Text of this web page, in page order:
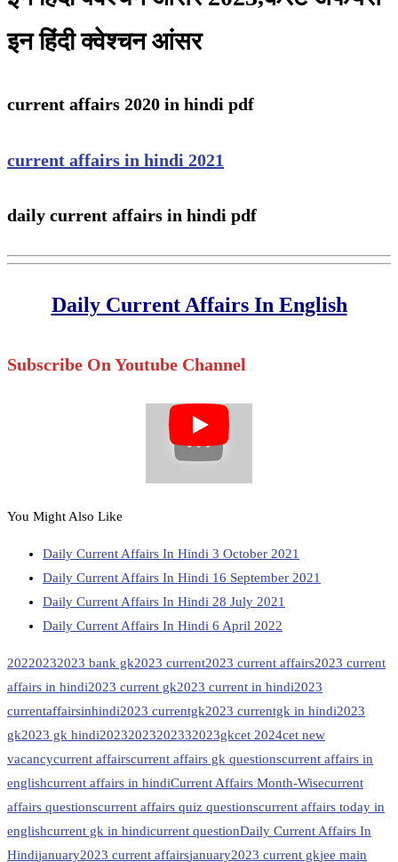
इन हिंदी क्वेश्चन आंसर
current affairs 2020 in hindi pdf
current affairs in hindi 2021
daily current affairs in hindi pdf
Daily Current Affairs In English
Subscribe On Youtube Channel
You Might Also Like
Daily Current Affairs In Hindi 3 October 2021
Daily Current Affairs In Hindi 16 September 2021
Daily Current Affairs In Hindi 28 July 2021
Daily Current Affairs In Hindi 6 April 2022
20220232023 bank gk2023 current2023 current affairs2023 current
affairs in hindi2023 current gk2023 current in hindi2023
currentaffairsinhindi2023 currentgk2023 currentgk in hindi2023
gk2023 gk hindi20232023202332023gkcet 2024cet new
vacancycurrent affairscurrent affairs gk questionscurrent affairs in
englishcurrent affairs in hindiCurrent Affairs Month-Wisecurrent
affairs questionscurrent affairs quiz questionscurrent affairs today in
englishcurrent gk in hindicurrent questionDaily Current Affairs In
Hindijanuary2023 current affairsjanuary2023 current gkjee main